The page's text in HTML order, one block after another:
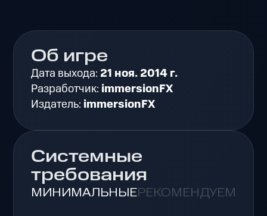
Об игре
Дата выхода: 21 ноя. 2014 г.
Разработчик: immersionFX
Издатель: immersionFX
Системные
требования
МИНИМАЛЬНЫЕРЕКОМЕНДУЕМЫЕ